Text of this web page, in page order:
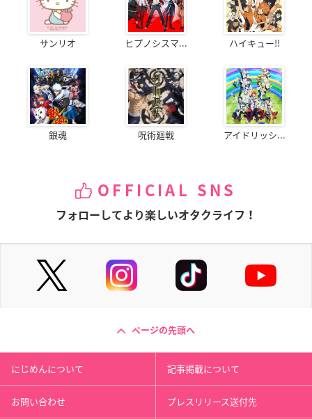
サンリオ ヒプノシスマ... ハイキュー!!
銀魂 呪術廻戦 アイドリッシ...
OFFICIAL SNS
フォローしてより楽しいオタクライフ！
ページの先頭へ
にじめんについて 記事掲載について
お問い合わせ プレスリリース送付先